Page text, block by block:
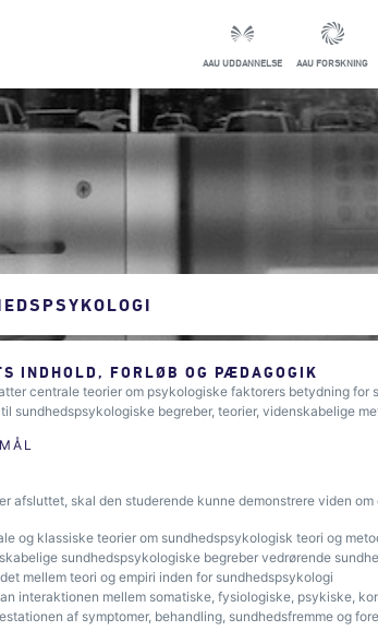
AAU UDDANNELSE AAU FORSKNING
INDHOLD, FORLØB OG PÆDAGOGIK
centrale teorier om psykologiske faktorers betydning for
sundhedspsykologiske begreber, teorier, videnskabelige
afsluttet, skal den studerende kunne demonstrere viden
og klassiske teorier om sundhedspsykologisk teori og
sundhedspsykologiske begreber vedrørende
mellem teori og empiri inden for sundhedspsykologi
interaktionen mellem somatiske, fysiologiske, psykiske,
af symptomer, behandling, sundhedsfremme og